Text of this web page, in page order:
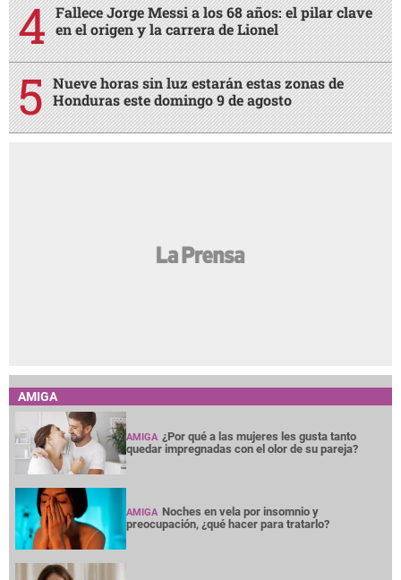
Fallece Jorge Messi a los 68 años: el pilar clave
en el origen y la carrera de Lionel
Nueve horas sin luz estarán estas zonas de
Honduras este domingo 9 de agosto
AMIGA
AMIGA ¿Por qué a las mujeres les gusta tanto
quedar impregnadas con el olor de su pareja?
AMIGA Noches en vela por insomnio y
preocupación, ¿qué hacer para tratarlo?